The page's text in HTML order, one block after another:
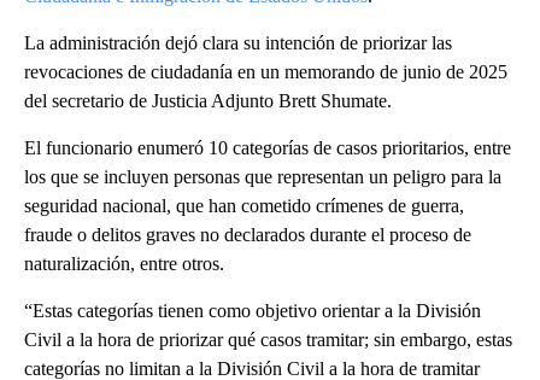
La administración dejó clara su intención de priorizar las
revocaciones de ciudadanía en un memorando de junio de 2025
del secretario de Justicia Adjunto Brett Shumate.
El funcionario enumeró 10 categorías de casos prioritarios, entre
los que se incluyen personas que representan un peligro para la
seguridad nacional, que han cometido crímenes de guerra,
fraude o delitos graves no declarados durante el proceso de
naturalización, entre otros.
“Estas categorías tienen como objetivo orientar a la División
Civil a la hora de priorizar qué casos tramitar; sin embargo, estas
categorías no limitan a la División Civil a la hora de tramitar